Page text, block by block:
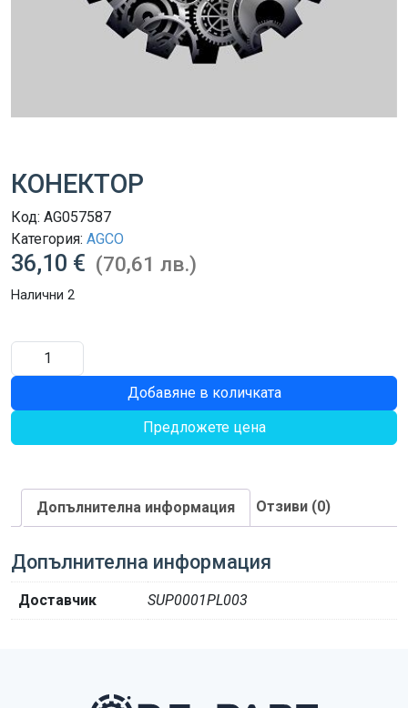
КОНЕКТОР
Код: AG057587
Категория: AGCO
36,10 € (70,61 лв.)
Налични 2
количество
за
Добавяне в количката
Предложете цена
Допълнителна информация Отзиви (0)
Допълнителна информация
Доставчик SUP0001PL003